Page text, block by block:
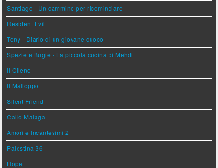
Santiago - Un cammino per ricominciare
Resident Evil
Tony - Diario di un giovane cuoco
Spezie e Bugie - La piccola cucina di Mehdi
Il Cileno
Il Malloppo
Silent Friend
Calle Malaga
Amori e Incantesimi 2
Palestina 36
Hope